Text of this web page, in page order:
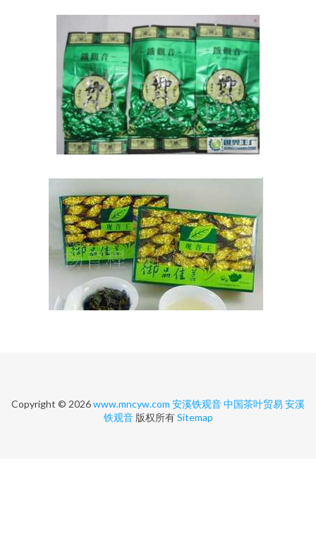
Copyright © 2026www.mncyw.com 安溪铁观音中国茶叶贸易 安溪
铁观音版权所有Sitemap